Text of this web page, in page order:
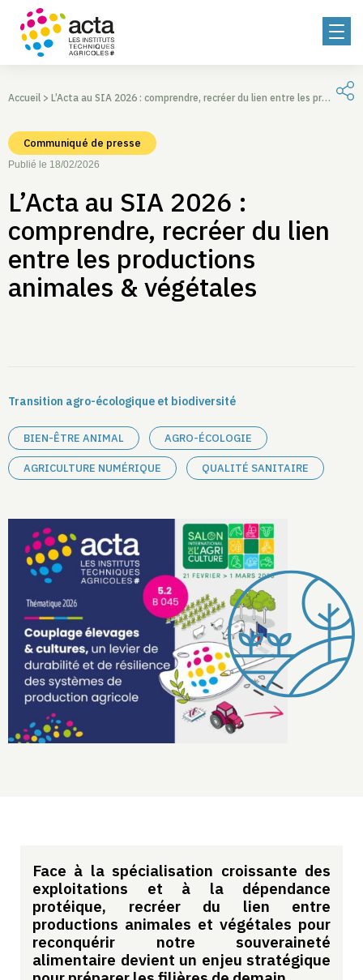
Accueil > L’Acta au SIA 2026 : comprendre, recréer du lien entre les productions animales & végétales
Communiqué de presse
Publié le 18/02/2026
L’Acta au SIA 2026 :
comprendre, recréer du lien
entre les productions
animales & végétales
Transition agro-écologique et biodiversité
BIEN-ÊTRE ANIMAL AGRO-ÉCOLOGIE
AGRICULTURE NUMÉRIQUE QUALITÉ SANITAIRE
Face à la spécialisation croissante des
exploitations et à la dépendance
protéique, recréer du lien entre
productions animales et végétales pour
reconquérir notre souveraineté
alimentaire devient un enjeu stratégique